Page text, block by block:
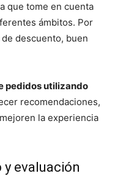
que tome en cuenta
ámbitos. Por
descuento, buen
pedidos utilizando
recomendaciones,
la experiencia
y evaluación